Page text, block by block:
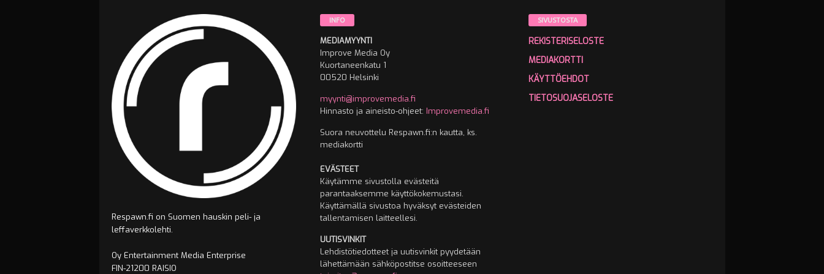
Respawn.fi on Suomen hauskin peli- ja
leffaverkkolehti.
Oy Entertainment Media Enterprise
FIN-21200 RAISIO
INFO
MEDIAMYYNTI
Improve Media Oy
Kuortaneenkatu 1
00520 Helsinki
myynti@improvemedia.fi
Hinnasto ja aineisto-ohjeet: Improvemedia.fi
Suora neuvottelu Respawn.fi:n kautta, ks.
mediakortti
EVÄSTEET
Käytämme sivustolla evästeitä
parantaaksemme käyttökokemustasi.
Käyttämällä sivustoa hyväksyt evästeiden
tallentamisen laitteellesi.
UUTISVINKIT
Lehdistötiedotteet ja uutisvinkit pyydetään
lähettämään sähköpostitse osoitteeseen
SIVUSTOSTA
REKISTERISELOSTE
MEDIAKORTTI
KÄYTTÖEHDOT
TIETOSUOJASELOSTE